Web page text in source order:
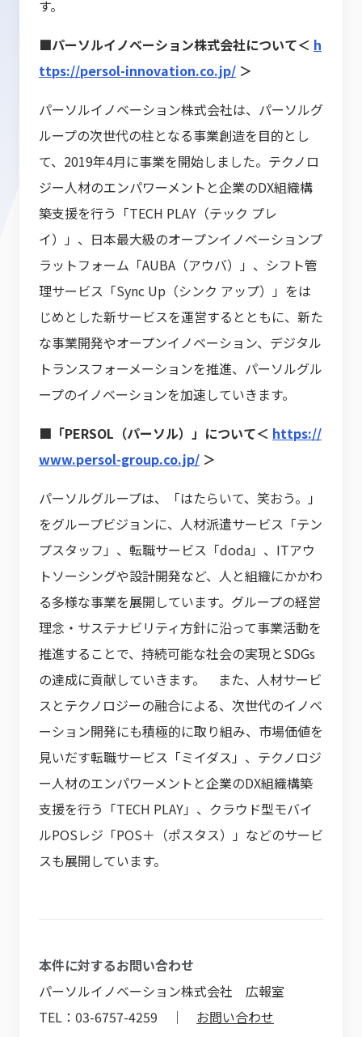
す。
■パーソルイノベーション株式会社について＜ h
ttps://persol-innovation.co.jp/ ＞
パーソルイノベーション株式会社は、パーソルグ
ループの次世代の柱となる事業創造を目的とし
て、2019年4月に事業を開始しました。テクノロ
ジー人材のエンパワーメントと企業のDX組織構
築支援を行う「TECH PLAY（テック プレ
イ）」、日本最大級のオープンイノベーションプ
ラットフォーム「AUBA（アウバ）」、シフト管
理サービス「Sync Up（シンク アップ）」をは
じめとした新サービスを運営するとともに、新た
な事業開発やオープンイノベーション、デジタル
トランスフォーメーションを推進、パーソルグル
ープのイノベーションを加速していきます。
■「PERSOL（パーソル）」について＜ https://
www.persol-group.co.jp/ ＞
パーソルグループは、「はたらいて、笑おう。」
をグループビジョンに、人材派遣サービス「テン
プスタッフ」、転職サービス「doda」、ITアウ
トソーシングや設計開発など、人と組織にかかわ
る多様な事業を展開しています。グループの経営
理念・サステナビリティ方針に沿って事業活動を
推進することで、持続可能な社会の実現とSDGs
の達成に貢献していきます。 また、人材サービ
スとテクノロジーの融合による、次世代のイノベ
ーション開発にも積極的に取り組み、市場価値を
見いだす転職サービス「ミイダス」、テクノロジ
ー人材のエンパワーメントと企業のDX組織構築
支援を行う「TECH PLAY」、クラウド型モバイ
ルPOSレジ「POS＋（ポスタス）」などのサービ
スも展開しています。
本件に対するお問い合わせ
パーソルイノベーション株式会社 広報室
TEL：03-6757-4259 ｜ お問い合わせ